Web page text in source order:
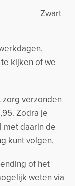
Zwart
kijken of we
zorg verzonden
Zodra je
met daarin de
kunt volgen.
of het
weten via